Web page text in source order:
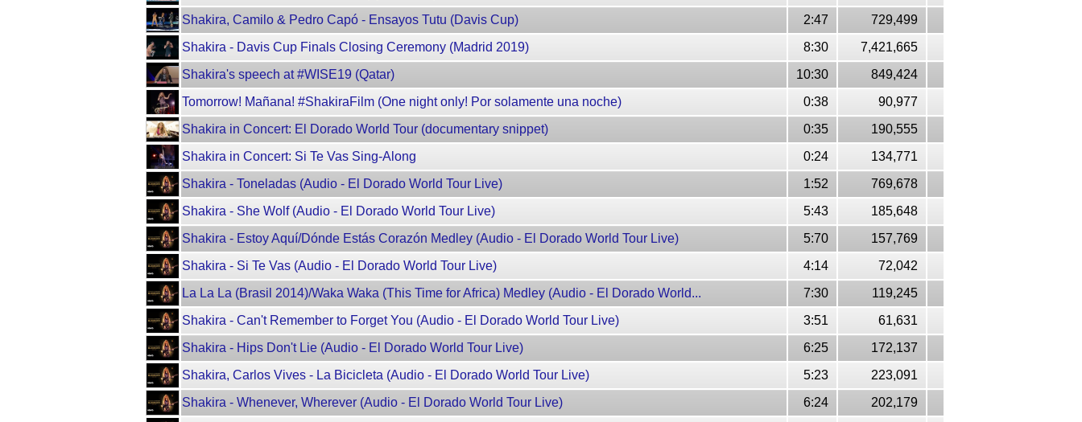
Shakira, Camilo & Pedro Capó - Ensayos Tutu (Davis Cup)
2:47
729,499
Shakira - Davis Cup Finals Closing Ceremony (Madrid 2019)
8:30
7,421,665
Shakira's speech at #WISE19 (Qatar)
10:30
849,424
Tomorrow! Mañana! #ShakiraFilm (One night only! Por solamente una noche)
0:38
90,977
Shakira in Concert: El Dorado World Tour (documentary snippet)
0:35
190,555
Shakira in Concert: Si Te Vas Sing-Along
0:24
134,771
Shakira - Toneladas (Audio - El Dorado World Tour Live)
1:52
769,678
Shakira - She Wolf (Audio - El Dorado World Tour Live)
5:43
185,648
Shakira - Estoy Aquí/Dónde Estás Corazón Medley (Audio - El Dorado World Tour Live)
5:70
157,769
Shakira - Si Te Vas (Audio - El Dorado World Tour Live)
4:14
72,042
La La La (Brasil 2014)/Waka Waka (This Time for Africa) Medley (Audio - El Dorado World...
7:30
119,245
Shakira - Can't Remember to Forget You (Audio - El Dorado World Tour Live)
3:51
61,631
Shakira - Hips Don't Lie (Audio - El Dorado World Tour Live)
6:25
172,137
Shakira, Carlos Vives - La Bicicleta (Audio - El Dorado World Tour Live)
5:23
223,091
Shakira - Whenever, Wherever (Audio - El Dorado World Tour Live)
6:24
202,179